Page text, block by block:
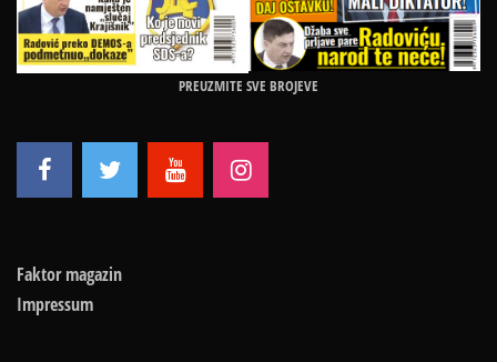
PREUZMITE SVE BROJEVE
Faktor magazin
Impressum